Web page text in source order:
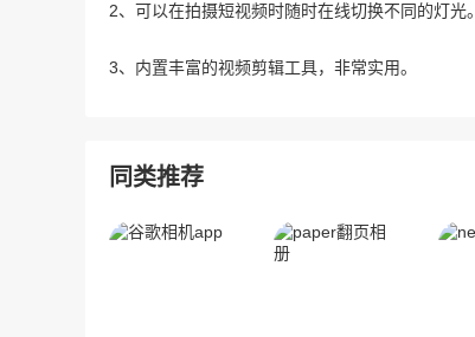
2、可以在拍摄短视频时随时在线切换不同的灯光。
3、内置丰富的视频剪辑工具，非常实用。
同类推荐